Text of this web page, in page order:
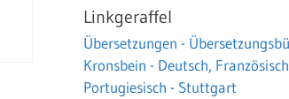
Linkgeraffel
Übersetzungen -
Kronsbein - Deutsch,
Portugiesisch - Stuttgart